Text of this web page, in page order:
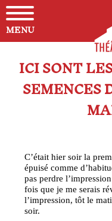
MENU
ICI SONT
SEMENCES
C’était hier soir la
épuisé comme
pas perdre
fois que je me serais
l’impression, tôt le
soir.